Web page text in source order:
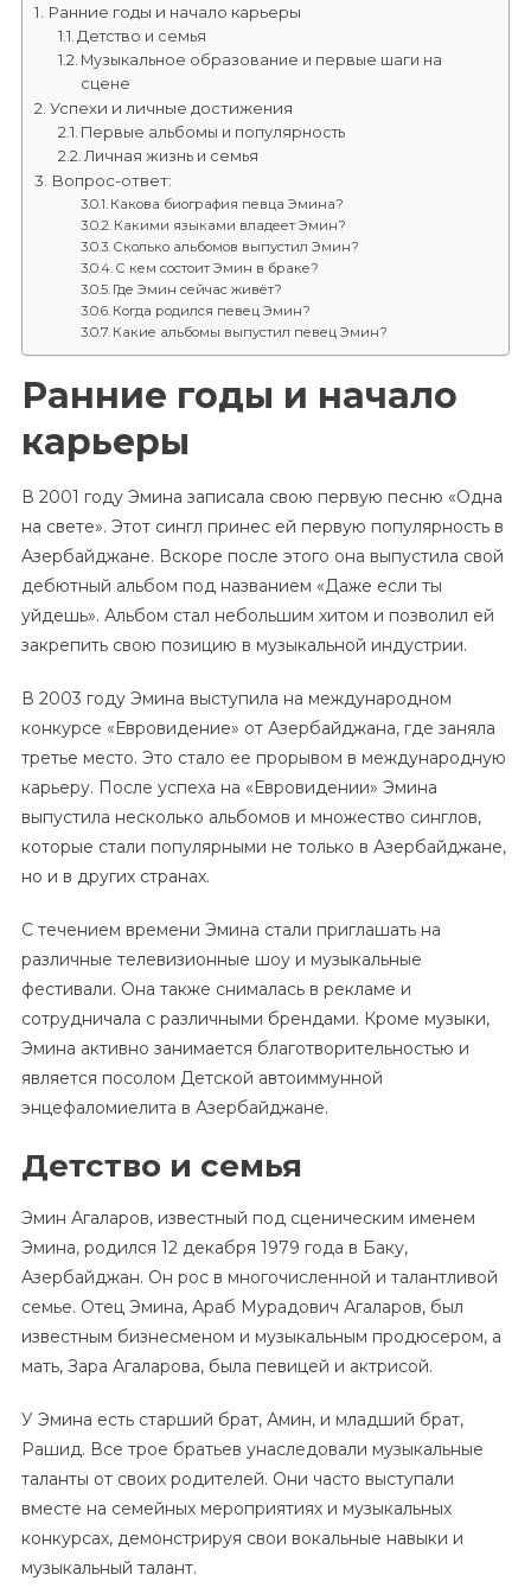
Ранние годы и начало карьеры
Детство и семья
Музыкальное образование и первые шаги на
сцене
Успехи и личные достижения
Первые альбомы и популярность
Личная жизнь и семья
Вопрос-ответ:
Какова биография певца Эмина?
Какими языками владеет Эмин?
Сколько альбомов выпустил Эмин?
С кем состоит Эмин в браке?
Где Эмин сейчас живёт?
Когда родился певец Эмин?
Какие альбомы выпустил певец Эмин?
Ранние годы и начало
карьеры
В 2001 году Эмина записала свою первую песню «Одна
на свете». Этот сингл принес ей первую популярность в
Азербайджане. Вскоре после этого она выпустила свой
дебютный альбом под названием «Даже если ты
уйдешь». Альбом стал небольшим хитом и позволил ей
закрепить свою позицию в музыкальной индустрии.
В 2003 году Эмина выступила на международном
конкурсе «Евровидение» от Азербайджана, где заняла
третье место. Это стало ее прорывом в международную
карьеру. После успеха на «Евровидении» Эмина
выпустила несколько альбомов и множество синглов,
которые стали популярными не только в Азербайджане,
но и в других странах.
С течением времени Эмина стали приглашать на
различные телевизионные шоу и музыкальные
фестивали. Она также снималась в рекламе и
сотрудничала с различными брендами. Кроме музыки,
Эмина активно занимается благотворительностью и
является посолом Детской автоиммунной
энцефаломиелита в Азербайджане.
Детство и семья
Эмин Агаларов, известный под сценическим именем
Эмина, родился 12 декабря 1979 года в Баку,
Азербайджан. Он рос в многочисленной и талантливой
семье. Отец Эмина, Араб Мурадович Агаларов, был
известным бизнесменом и музыкальным продюсером, а
мать, Зара Агаларова, была певицей и актрисой.
У Эмина есть старший брат, Амин, и младший брат,
Рашид. Все трое братьев унаследовали музыкальные
таланты от своих родителей. Они часто выступали
вместе на семейных мероприятиях и музыкальных
конкурсах, демонстрируя свои вокальные навыки и
музыкальный талант.